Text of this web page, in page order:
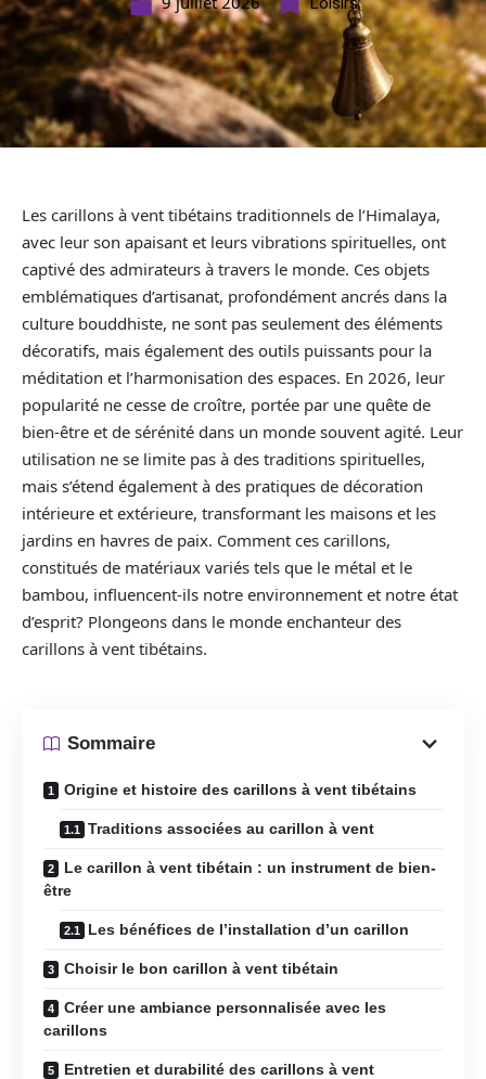
Les carillons à vent tibétains traditionnels de l’Himalaya,
avec leur son apaisant et leurs vibrations spirituelles, ont
captivé des admirateurs à travers le monde. Ces objets
emblématiques d’artisanat, profondément ancrés dans la
culture bouddhiste, ne sont pas seulement des éléments
décoratifs, mais également des outils puissants pour la
méditation et l’harmonisation des espaces. En 2026, leur
popularité ne cesse de croître, portée par une quête de
bien-être et de sérénité dans un monde souvent agité. Leur
utilisation ne se limite pas à des traditions spirituelles,
mais s’étend également à des pratiques de décoration
intérieure et extérieure, transformant les maisons et les
jardins en havres de paix. Comment ces carillons,
constitués de matériaux variés tels que le métal et le
bambou, influencent-ils notre environnement et notre état
d’esprit? Plongeons dans le monde enchanteur des
carillons à vent tibétains.
Sommaire
Origine et histoire des carillons à vent tibétains
Traditions associées au carillon à vent
Le carillon à vent tibétain : un instrument de bien-
être
Les bénéfices de l’installation d’un carillon
Choisir le bon carillon à vent tibétain
Créer une ambiance personnalisée avec les
carillons
Entretien et durabilité des carillons à vent